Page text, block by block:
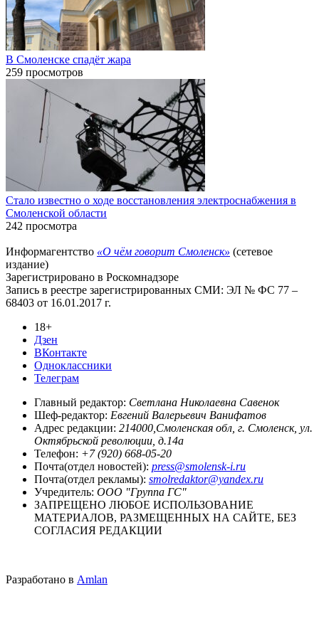
В Смоленске спадёт жара
259 просмотров
Стало известно о ходе восстановления электроснабжения в
Смоленской области
242 просмотра
Информагентство «О чём говорит Смоленск» (сетевое
издание)
Зарегистрировано в Роскомнадзоре
Запись в реестре зарегистрированных СМИ: ЭЛ № ФС 77 –
68403 от 16.01.2017 г.
18+
Дзен
ВКонтакте
Одноклассники
Телеграм
Главный редактор: Светлана Николаевна Савенок
Шеф-редактор: Евгений Валерьевич Ванифатов
Адрес редакции: 214000,Смоленская обл, г. Смоленск, ул.
Октябрьской революции, д.14а
Телефон: +7 (920) 668-05-20
Почта(отдел новостей): press@smolensk-i.ru
Почта(отдел рекламы): smolredaktor@yandex.ru
Учредитель: ООО "Группа ГС"
ЗАПРЕЩЕНО ЛЮБОЕ ИСПОЛЬЗОВАНИЕ
МАТЕРИАЛОВ, РАЗМЕЩЕННЫХ НА САЙТЕ, БЕЗ
СОГЛАСИЯ РЕДАКЦИИ
Разработано в Amlan